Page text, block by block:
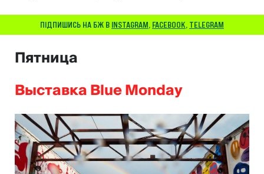
ПІДПИШИСЬ НА БЖ В INSTAGRAM, FACEBOOK, TELEGRAM
Пятница
Выставка Blue Monday